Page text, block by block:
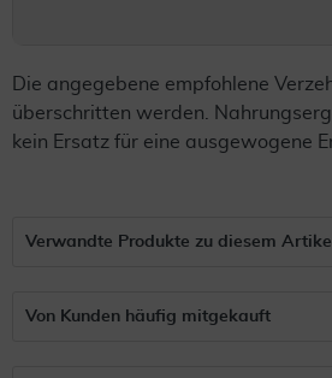
Die angegebene empfohlene
überschritten werden.
kein Ersatz für eine ausgewogene
Verwandte Produkte zu diesem Artikel
Von Kunden häufig mitgekauft